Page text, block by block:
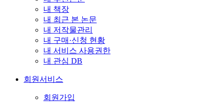
내 책장
내 최근 본 논문
내 저작물관리
내 구매·신청 현황
내 서비스 사용권한
내 관심 DB
회원서비스
회원가입